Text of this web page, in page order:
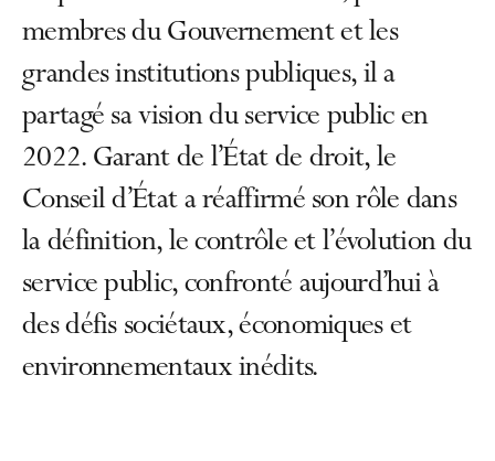
membres du Gouvernement et les
grandes institutions publiques, il a
partagé sa vision du service public en
2022. Garant de l’État de droit, le
Conseil d’État a réaffirmé son rôle dans
la définition, le contrôle et l’évolution du
service public, confronté aujourd’hui à
des défis sociétaux, économiques et
environnementaux inédits.